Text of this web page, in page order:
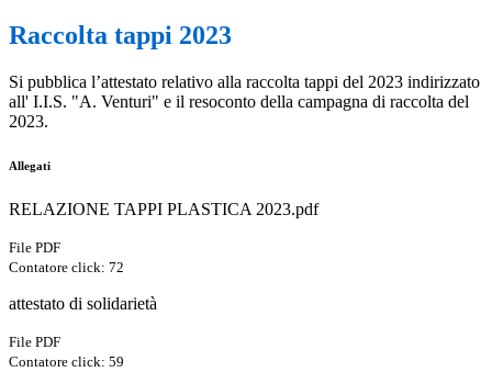
Raccolta tappi 2023
Si pubblica l’attestato relativo alla raccolta tappi del 2023 indirizzato
all' I.I.S. "A. Venturi" e il resoconto della campagna di raccolta del
2023.
Allegati
RELAZIONE TAPPI PLASTICA 2023.pdf
File PDF
Contatore click: 72
attestato di solidarietà
File PDF
Contatore click: 59